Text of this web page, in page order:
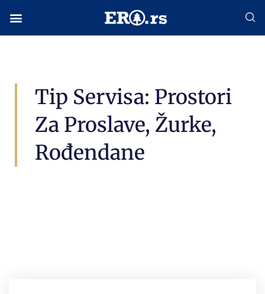
Tip Servisa: Prostori
Za Proslave, Žurke,
Rođendane